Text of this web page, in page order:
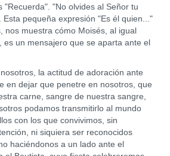
"Recuerda". "No olvides al Señor tu
Esta pequeña expresión "Es él quien..."
nos muestra cómo Moisés, al igual
es un mensajero que se aparta ante el
la actitud de adoración ante
en dejar que penetre en nosotros, que
carne, sangre de nuestra sangre,
podamos transmitirlo al mundo
con los que convivimos, sin
ni siquiera ser reconocidos
haciéndonos a un lado ante el